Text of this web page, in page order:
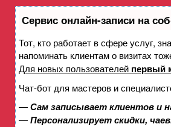
Сервис онлайн-записи на
Тот, кто работает в сфере услуг,
напоминать клиентам о визитах
Для новых пользователей первый
Чат-бот для мастеров и
—Сам записывает клиентов и
—Персонализирует скидки,
Ошибка
Горит